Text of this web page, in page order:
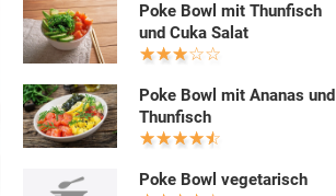
Poke Bowl mit Thunfisch
und Cuka Salat
Poke Bowl mit Ananas und
Thunfisch
Poke Bowl vegetarisch